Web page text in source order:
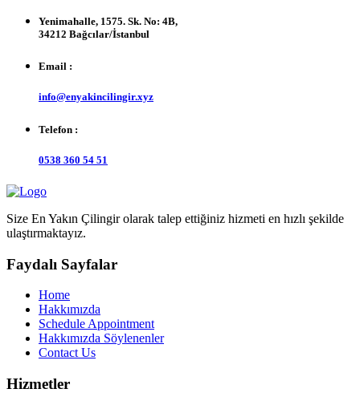
Yenimahalle, 1575. Sk. No: 4B,
34212 Bağcılar/İstanbul
Email :
info@enyakincilingir.xyz
Telefon :
0538 360 54 51
Size En Yakın Çilingir olarak talep ettiğiniz hizmeti en hızlı şekilde
ulaştırmaktayız.
Faydalı Sayfalar
Home
Hakkımızda
Schedule Appointment
Hakkımızda Söylenenler
Contact Us
Hizmetler